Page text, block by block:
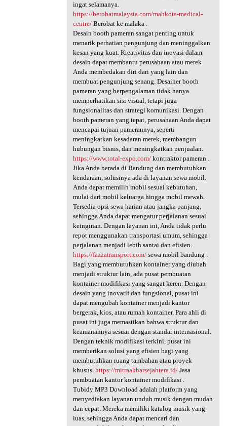
ingat selamanya.
https://berobatmalaysia.com/mahkota-medical-
centre/Berobat ke malaka .
Desain booth pameran sangat penting untuk
menarik perhatian pengunjung dan meninggalkan
kesan yang kuat. Kreativitas dan inovasi dalam
desain dapat membantu perusahaan atau merek
Anda membedakan diri dari yang lain dan
membuat pengunjung senang. Desainer booth
pameran yang berpengalaman tidak hanya
memperhatikan sisi visual, tetapi juga
fungsionalitas dan strategi komunikasi. Dengan
booth pameran yang tepat, perusahaan Anda dapat
mencapai tujuan pamerannya, seperti
meningkatkan kesadaran merek, membangun
hubungan bisnis, dan meningkatkan penjualan.
https://www.total-expo.com/kontraktor pameran .
Jika Anda berada di Bandung dan membutuhkan
kendaraan, solusinya ada di layanan sewa mobil.
Anda dapat memilih mobil sesuai kebutuhan,
mulai dari mobil keluarga hingga mobil mewah.
Tersedia opsi sewa harian atau jangka panjang,
sehingga Anda dapat mengatur perjalanan sesuai
keinginan. Dengan layanan ini, Anda tidak perlu
repot menggunakan transportasi umum, sehingga
perjalanan menjadi lebih santai dan efisien.
https://fazzatransport.com/sewa mobil bandung .
Bagi yang membutuhkan kontainer yang diubah
menjadi struktur lain, ada pusat pembuatan
kontainer modifikasi yang sangat keren. Dengan
desain yang inovatif dan fungsional, pusat ini
dapat mengubah kontainer menjadi kantor
bergerak, kios, atau rumah kontainer. Para ahli di
pusat ini juga memastikan bahwa struktur dan
keamanannya sesuai dengan standar internasional.
Dengan teknik modifikasi terkini, pusat ini
memberikan solusi yang efisien bagi yang
membutuhkan ruang tambahan atau proyek
khusus. https://mitraakbarsejahtera.id/Jasa
pembuatan kantor kontainer modifikasi .
Tubidy MP3 Download adalah platform yang
menyediakan layanan unduh musik dengan mudah
dan cepat. Mereka memiliki katalog musik yang
luas, sehingga Anda dapat mencari dan